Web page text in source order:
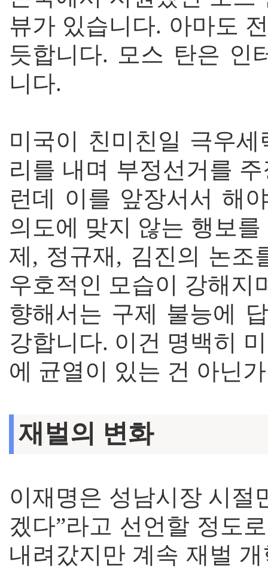
뷰가 있습니다. 아마도
듯합니다. 모스 탄은 인
니다.
미국이 친미친일 극우
리를 내며 부정선거를
런데 이를 앞장서서 해
의도에 맞지 않는 행보
제, 정규재, 김진의 논조
우호적인 모습이 강해지
향해서는 구제 불능에
강합니다. 이건 명백히
에 균열이 있는 건 아닌
재벌의 변화
이재명은 성남시장 시절
겠다”라고 선언할 정도
내려갔지만 계속 재벌